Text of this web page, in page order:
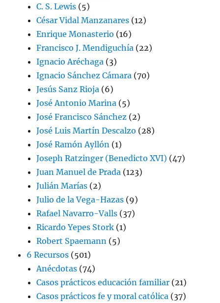
C. S. Lewis (5)
César Vidal Manzanares (12)
Enrique Monasterio (16)
Francisco J. Mendiguchía (22)
Ignacio Aréchaga (3)
Ignacio Sánchez Cámara (70)
Jesús Sanz Rioja (6)
José Antonio Marina (5)
José Francisco Sánchez (2)
José Luis Martín Descalzo (28)
José Ramón Ayllón (1)
Joseph Ratzinger (Benedicto XVI) (47)
Juan Manuel de Prada (123)
Julián Marías (2)
Julio de la Vega-Hazas (9)
Rafael Navarro-Valls (37)
Ricardo Yepes Stork (1)
Robert Spaemann (5)
6 Recursos (501)
Anécdotas (74)
Casos prácticos educación familiar (21)
Casos prácticos fe y moral católica (37)